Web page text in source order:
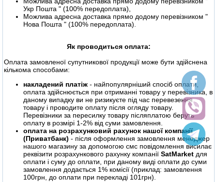
Укр Пошта " (100% передоплата),
Можлива адресна доставка прямо додому перевізником "
Нова Пошта " (100% передоплата).
Як проводиться оплата:
Оплата замовленої супутникової продукції може бути здійснена
кількома способами:
накладений платіж - найпопулярніший спосіб оплати,
оплата здійснюється при отриманні товару у перевізника, в
даному випадку ви не ризикуєте під час перевезення
товару і проводите оплату після огляду товару.
Перевізники за пересилку товару післяплатою беруть
оплату в розмірі 1-2% від суми замовлення.
оплата на розрахунковий рахунок нашої компанії
(Приватбанк) - після оформлення замовлення менеджер
нашого магазину за допомогою смс повідомлення висилає
реквізити розрахункового рахунку компанії SatMarket для
оплати і суму до оплати, при даному виді оплати до суми
замовлення додається 1% комісії (приклад: замовлення
100грн, до оплати при перекладі 101грн).